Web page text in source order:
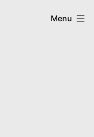
Menu